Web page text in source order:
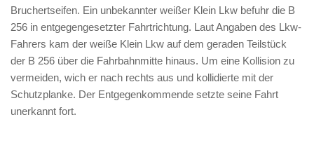
Bruchertseifen. Ein unbekannter weißer Klein Lkw befuhr die B
256 in entgegengesetzter Fahrtrichtung. Laut Angaben des Lkw-
Fahrers kam der weiße Klein Lkw auf dem geraden Teilstück
der B 256 über die Fahrbahnmitte hinaus. Um eine Kollision zu
vermeiden, wich er nach rechts aus und kollidierte mit der
Schutzplanke. Der Entgegenkommende setzte seine Fahrt
unerkannt fort.